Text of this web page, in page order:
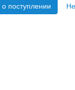
поступлении